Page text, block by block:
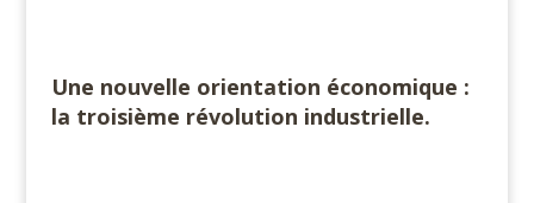
Une nouvelle orientation économique :
la troisième révolution industrielle.